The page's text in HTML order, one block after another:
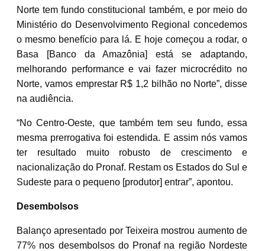
Norte tem fundo constitucional também, e por meio do
Ministério do Desenvolvimento Regional concedemos
o mesmo benefício para lá. E hoje começou a rodar, o
Basa [Banco da Amazônia] está se adaptando,
melhorando performance e vai fazer microcrédito no
Norte, vamos emprestar R$ 1,2 bilhão no Norte”, disse
na audiência.
“No Centro-Oeste, que também tem seu fundo, essa
mesma prerrogativa foi estendida. E assim nós vamos
ter resultado muito robusto de crescimento e
nacionalização do Pronaf. Restam os Estados do Sul e
Sudeste para o pequeno [produtor] entrar”, apontou.
Desembolsos
Balanço apresentado por Teixeira mostrou aumento de
77% nos desembolsos do Pronaf na região Nordeste